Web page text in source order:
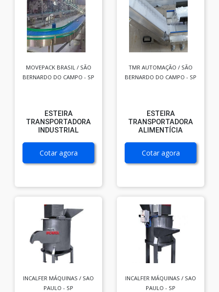
MOVEPACK BRASIL / SÃO
BERNARDO DO CAMPO - SP
ESTEIRA
TRANSPORTADORA
INDUSTRIAL
Cotar agora
TMR AUTOMAÇÃO / SÃO
BERNARDO DO CAMPO - SP
ESTEIRA
TRANSPORTADORA
ALIMENTÍCIA
Cotar agora
INCALFER MÁQUINAS / SAO
PAULO - SP
INCALFER MÁQUINAS / SAO
PAULO - SP